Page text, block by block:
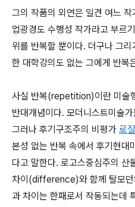
그의 작품의 외연은 일견 여느
업광경도 수행성 작가라고 부르
위를 반복할 뿐이다. 더구나 그
한 대학강의도 없는 그에게 반복
사실 반복(repetition)이란 미술
반대개념이다. 모더니스트미술
그러나 후기구조주의 비평가 로
본성 없는 반복 속에서 후기현대
다고 말한다. 로고스중심주의 산
차이(difference)와 함께 탈모던
과 차이는 한패로서 작동되는데